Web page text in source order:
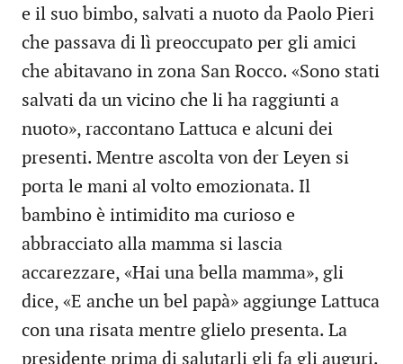
e il suo bimbo, salvati a nuoto da Paolo Pieri
che passava di lì preoccupato per gli amici
che abitavano in zona San Rocco. «Sono stati
salvati da un vicino che li ha raggiunti a
nuoto», raccontano Lattuca e alcuni dei
presenti. Mentre ascolta von der Leyen si
porta le mani al volto emozionata. Il
bambino è intimidito ma curioso e
abbracciato alla mamma si lascia
accarezzare, «Hai una bella mamma», gli
dice, «E anche un bel papà» aggiunge Lattuca
con una risata mentre glielo presenta. La